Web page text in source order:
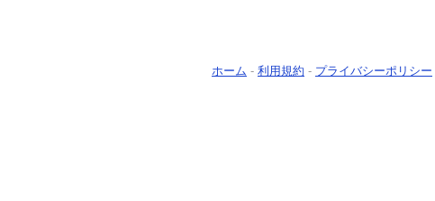
ホーム - 利用規約 - プライバシーポリシー